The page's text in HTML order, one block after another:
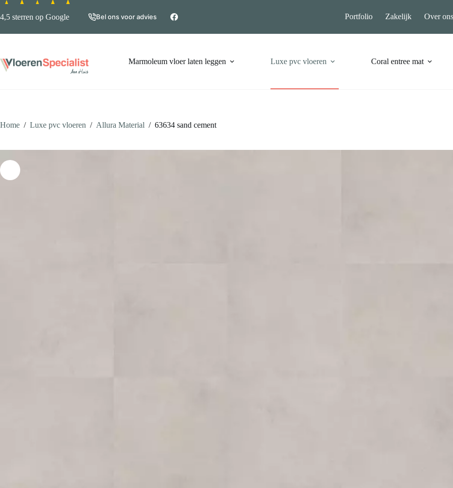
Ga
naar
de
4,5 sterren op Google Bel ons voor advies Portfolio Zakelijk Over
Marmoleum vloer laten leggen Luxe pvc vloeren Coral entree mat
Home / Luxe pvc vloeren / Allura Material / 63634 sand cement